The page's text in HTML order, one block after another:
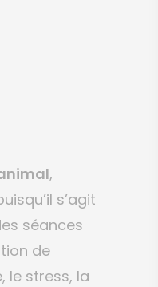
,
s’agit
séances
de
le stress, la